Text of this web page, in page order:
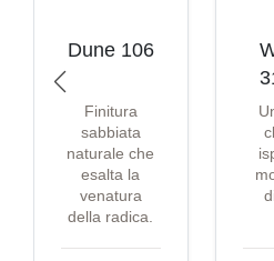
Dune 106
Finitura
sabbiata
naturale che
esalta la
venatura
della radica.